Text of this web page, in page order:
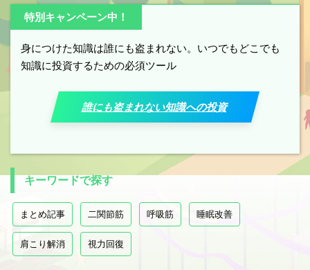
特別キャンペーン中！
身につけた知識は誰にも盗まれない。いつでもどこでも
知識に投資するための必須ツール
誰にも盗まれない知識への投資
キーワードで探す
まとめ記事 二関節筋 呼吸筋 睡眠改善
肩こり解消 視力回復